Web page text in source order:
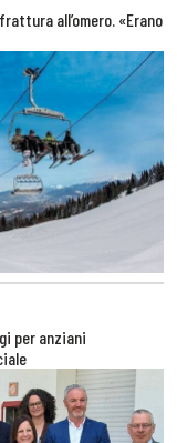
all’omero. «Erano
per anziani